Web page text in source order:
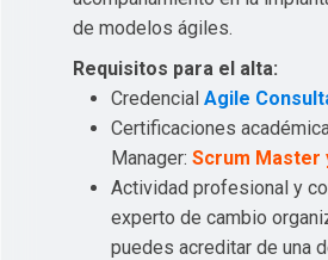
de modelos ágiles.
Requisitos para el alta:
Credencial Agile
Certificaciones
Manager: Scrum Master
Actividad profesional y
experto de cambio
puedes acreditar de una